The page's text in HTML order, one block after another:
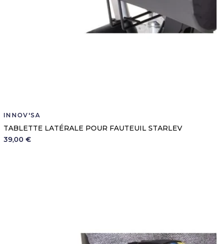
INNOV'SA
TABLETTE LATÉRALE POUR FAUTEUIL STARLEV
39,00 €